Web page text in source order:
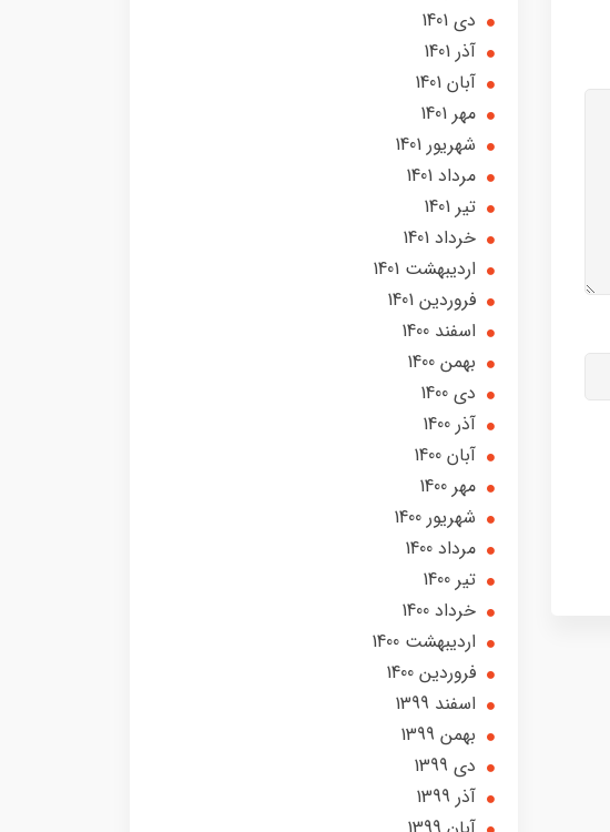
دی 1401
آذر 1401
آبان 1401
مهر 1401
شهریور 1401
مرداد 1401
تير 1401
خرداد 1401
ارديبهشت 1401
فروردین 1401
اسفند 1400
بهمن 1400
دی 1400
آذر 1400
آبان 1400
مهر 1400
شهریور 1400
مرداد 1400
تير 1400
خرداد 1400
ارديبهشت 1400
فروردین 1400
اسفند 1399
بهمن 1399
دی 1399
آذر 1399